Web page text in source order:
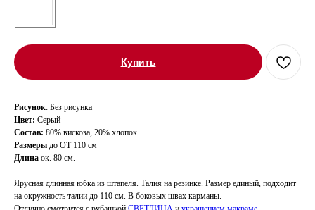
Купить
Рисунок: Без рисунка
Цвет: Серый
Состав: 80% вискоза, 20% хлопок
Размеры до ОТ 110 см
Длина ок. 80 см.
Ярусная длинная юбка из штапеля. Талия на резинке. Размер единый, подходит
на окружность талии до 110 см. В боковых швах карманы.